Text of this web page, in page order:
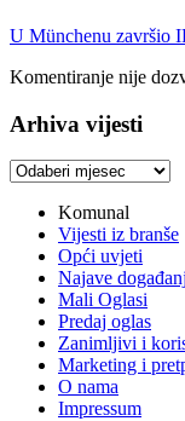
U Münchenu završio
Komentiranje nije
Arhiva vijesti
Arhiva
Komunal
Vijesti iz branše
Opći uvjeti
Najave
Mali Oglasi
Predaj oglas
Zanimljivi i
Marketing i
O nama
Impressum